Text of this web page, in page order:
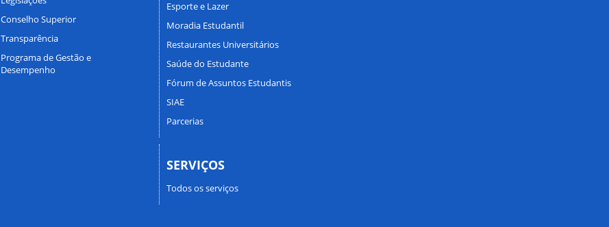
Conselho Superior
Transparência
Programa de Gestão e
Desempenho
Esporte e Lazer
Moradia Estudantil
Restaurantes Universitários
Saúde do Estudante
Fórum de Assuntos Estudantis
SIAE
Parcerias
SERVIÇOS
Todos os serviços